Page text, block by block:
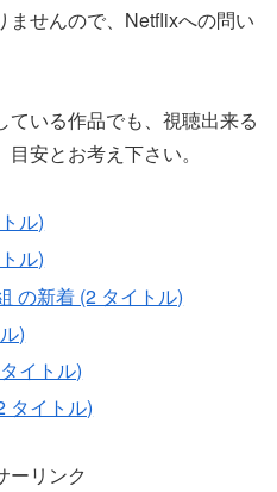
ませんので、Netflixへの問い
いる作品でも、視聴出来る
安とお考え下さい。
ル)
ル)
の新着 (2 タイトル)
)
イトル)
タイトル)
ーリンク